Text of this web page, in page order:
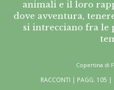
animali e il loro
dove avventura,
si intrecciano fra le
Copertina di
RACCONTI | PAGG. 105